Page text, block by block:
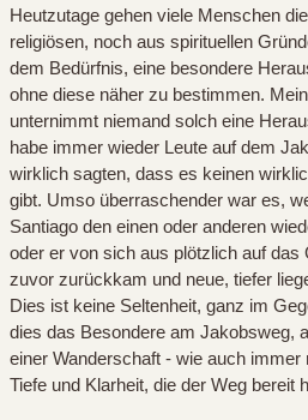
Heutzutage gehen viele Menschen
religiösen, noch aus spirituellen
dem Bedürfnis, eine besondere
ohne diese näher zu bestimmen.
unternimmt niemand solch eine
habe immer wieder Leute auf dem
wirklich sagten, dass es keinen
gibt. Umso überraschender war es,
Santiago den einen oder anderen
oder er von sich aus plötzlich auf das
zuvor zurückkam und neue, tiefer
Dies ist keine Seltenheit, ganz im
dies das Besondere am Jakobsweg,
einer Wanderschaft - wie auch immer
Tiefe und Klarheit, die der Weg bereit